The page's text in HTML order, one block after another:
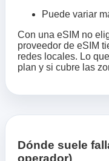
Puede variar
Con una eSIM no
proveedor de eSIM
redes locales. Lo
plan y si cubre las
Dónde suele
operador)